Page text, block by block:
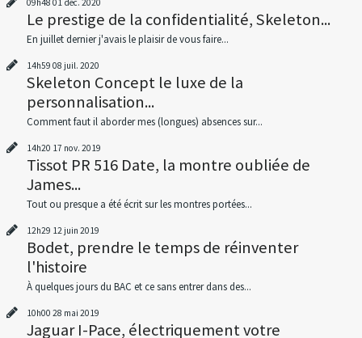
09h48 01 déc. 2020
Le prestige de la confidentialité, Skeleton...
En juillet dernier j'avais le plaisir de vous faire...
14h59 08 juil. 2020
Skeleton Concept le luxe de la
personnalisation...
Comment faut il aborder mes (longues) absences sur...
14h20 17 nov. 2019
Tissot PR 516 Date, la montre oubliée de
James...
Tout ou presque a été écrit sur les montres portées...
12h29 12 juin 2019
Bodet, prendre le temps de réinventer
l'histoire
À quelques jours du BAC et ce sans entrer dans des...
10h00 28 mai 2019
Jaguar I-Pace, électriquement votre